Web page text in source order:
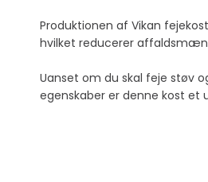
Produktionen af Vikan
hvilket reducerer
Uanset om du skal feje støv
egenskaber er denne kost et